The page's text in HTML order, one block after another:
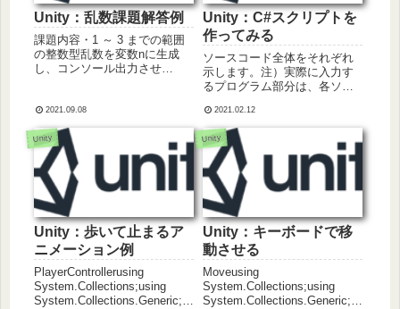
Unity：乱数課題解答例
課題内容・1 ～ 3 までの範囲
の整数型乱数を変数nに生成
し、コンソール出力させ
し、コンソール出力させる。
C#スクリプト例
Ransu.csusing
System.Collec...
2021.09.08
Unity：C#スクリプトを
作ってみる
ソースコード全体をそれぞれ
示します。注）実際に入力す
るプログラム部分は、各ソー
す。回転させるRotate.csusing
System.Collections;using
System.Collections.Ge...
2021.02.12
Unity
Unity：歩いて止まるア
ニメーション例
PlayerControllerusing
System.Collections;using
System.Collections.Generic;u
Unity
Unity：キーボードで移
動させる
Moveusing
System.Collections;using
System.Collections.Generic;u